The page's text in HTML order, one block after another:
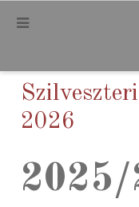
.
2026
2025/